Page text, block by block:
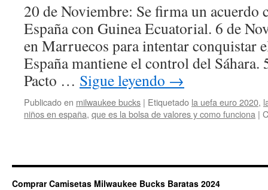
20 de Noviembre: Se firma un acuerdo
España con Guinea Ecuatorial. 6 de
en Marruecos para intentar conquistar
España mantiene el control del
Pacto … Sigue leyendo →
Publicado en milwaukee bucks | Etiquetado la uefa euro 2020,
niños en españa, que es la bolsa de valores y como funciona |
Comprar Camisetas Milwaukee Bucks Baratas 2024